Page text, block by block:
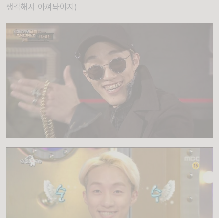
생각해서 아껴놔야지)